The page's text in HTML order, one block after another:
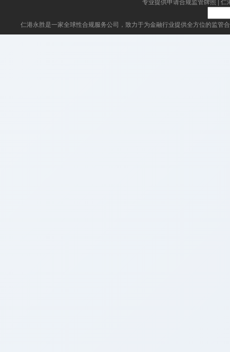
仁港永胜是一家全球性合规服务公司，致力于为金融行业提供全方位的监管